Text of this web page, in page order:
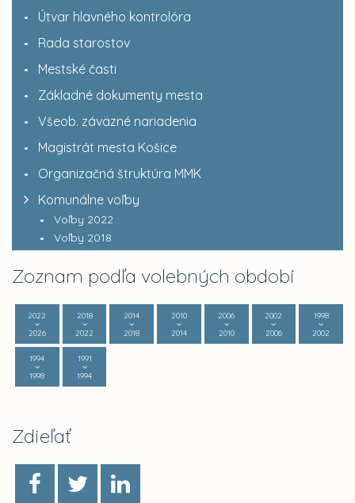
Útvar hlavného kontrolóra
Rada starostov
Mestské časti
Základné dokumenty mesta
Všeob. záväzné nariadenia
Magistrát mesta Košice
Organizačná štruktúra MMK
Komunálne voľby
Voľby 2022
Voľby 2018
Zoznam podľa volebných období
2022
2026
2018
2022
2014
2018
2010
2014
2006
2010
2002
2006
1998
2002
1994
1998
1991
1994
Zdieľať